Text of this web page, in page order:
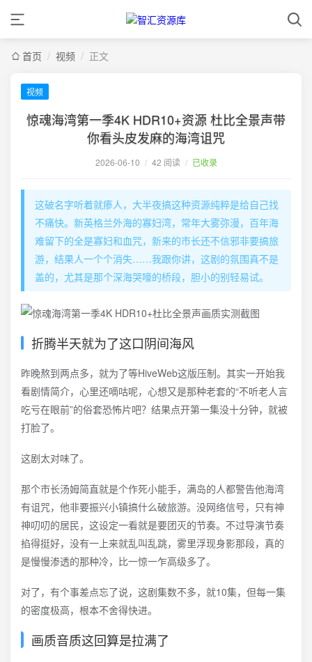
首页 / 视频 / 正文
视频
惊魂海湾第一季4K HDR10+资源 杜比全景声带
你看头皮发麻的海湾诅咒
2026-06-10 / 42 阅读 / 已收录
这破名字听着就瘆人，大半夜搞这种资源纯粹是给自己找
不痛快。新英格兰外海的寡妇湾，常年大雾弥漫，百年海
难留下的全是寡妇和血咒，新来的市长还不信邪非要搞旅
游，结果人一个个消失……我跟你讲，这剧的氛围真不是
盖的，尤其是那个深海哭嚎的桥段，胆小的别轻易试。
折腾半天就为了这口阴间海风
昨晚熬到两点多，就为了等HiveWeb这版压制。其实一开始我
看剧情简介，心里还嘀咕呢，心想又是那种老套的“不听老人言
吃亏在眼前”的俗套恐怖片吧？结果点开第一集没十分钟，就被
打脸了。
这剧太对味了。
那个市长汤姆简直就是个作死小能手，满岛的人都警告他海湾
有诅咒，他非要振兴小镇搞什么破旅游。没网络信号，只有神
神叨叨的居民，这设定一看就是要团灭的节奏。不过导演节奏
掐得挺好，没有一上来就乱叫乱跳，雾里浮现身影那段，真的
是慢慢渗透的那种冷，比一惊一乍高级多了。
对了，有个事差点忘了说，这剧集数不多，就10集，但每一集
的密度极高，根本不舍得快进。
画质音质这回算是拉满了